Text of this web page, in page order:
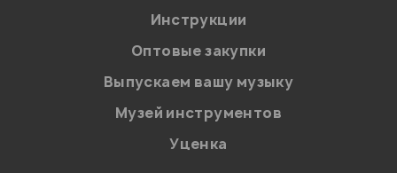
на обработку персональных данных в
Политикой в отношении обработки
персональных данных.
Введите проверочное число:
Инструкции
Оптовые закупки
Выпускаем вашу музыку
Музей инструментов
Уценка